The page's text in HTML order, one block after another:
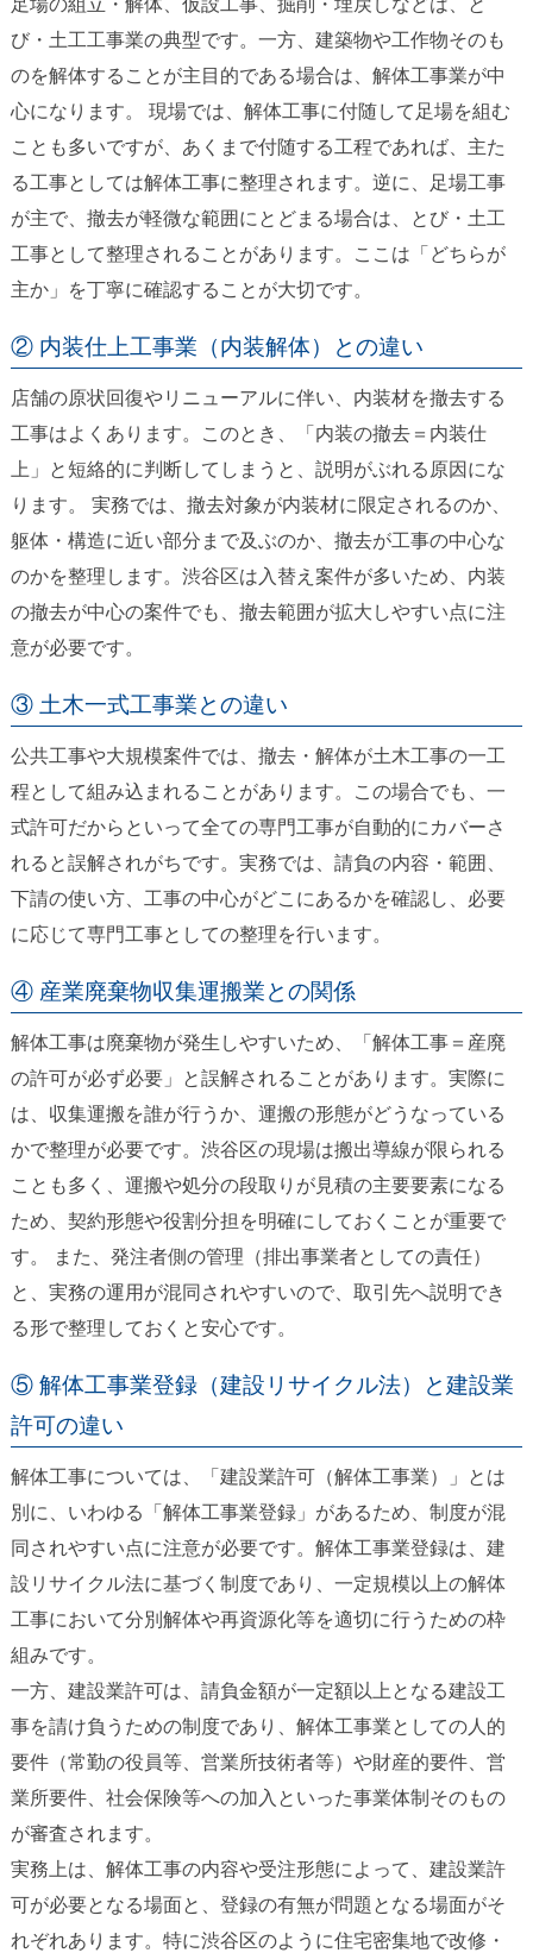
足場の組立・解体、仮設工事、掘削・埋戻しなどは、と
び・土工工事業の典型です。一方、建築物や工作物そのも
のを解体することが主目的である場合は、解体工事業が中
心になります。 現場では、解体工事に付随して足場を組む
ことも多いですが、あくまで付随する工程であれば、主た
る工事としては解体工事に整理されます。逆に、足場工事
が主で、撤去が軽微な範囲にとどまる場合は、とび・土工
工事として整理されることがあります。ここは「どちらが
主か」を丁寧に確認することが大切です。
② 内装仕上工事業（内装解体）との違い
店舗の原状回復やリニューアルに伴い、内装材を撤去する
工事はよくあります。このとき、「内装の撤去＝内装仕
上」と短絡的に判断してしまうと、説明がぶれる原因にな
ります。 実務では、撤去対象が内装材に限定されるのか、
躯体・構造に近い部分まで及ぶのか、撤去が工事の中心な
のかを整理します。渋谷区は入替え案件が多いため、内装
の撤去が中心の案件でも、撤去範囲が拡大しやすい点に注
意が必要です。
③ 土木一式工事業との違い
公共工事や大規模案件では、撤去・解体が土木工事の一工
程として組み込まれることがあります。この場合でも、一
式許可だからといって全ての専門工事が自動的にカバーさ
れると誤解されがちです。実務では、請負の内容・範囲、
下請の使い方、工事の中心がどこにあるかを確認し、必要
に応じて専門工事としての整理を行います。
④ 産業廃棄物収集運搬業との関係
解体工事は廃棄物が発生しやすいため、「解体工事＝産廃
の許可が必ず必要」と誤解されることがあります。実際に
は、収集運搬を誰が行うか、運搬の形態がどうなっている
かで整理が必要です。渋谷区の現場は搬出導線が限られる
ことも多く、運搬や処分の段取りが見積の主要要素になる
ため、契約形態や役割分担を明確にしておくことが重要で
す。 また、発注者側の管理（排出事業者としての責任）
と、実務の運用が混同されやすいので、取引先へ説明でき
る形で整理しておくと安心です。
⑤ 解体工事業登録（建設リサイクル法）と建設業
許可の違い
解体工事については、「建設業許可（解体工事業）」とは
別に、いわゆる「解体工事業登録」があるため、制度が混
同されやすい点に注意が必要です。解体工事業登録は、建
設リサイクル法に基づく制度であり、一定規模以上の解体
工事において分別解体や再資源化等を適切に行うための枠
組みです。
一方、建設業許可は、請負金額が一定額以上となる建設工
事を請け負うための制度であり、解体工事業としての人的
要件（常勤の役員等、営業所技術者等）や財産的要件、営
業所要件、社会保険等への加入といった事業体制そのもの
が審査されます。
実務上は、解体工事の内容や受注形態によって、建設業許
可が必要となる場面と、登録の有無が問題となる場面がそ
れぞれあります。特に渋谷区のように住宅密集地で改修・